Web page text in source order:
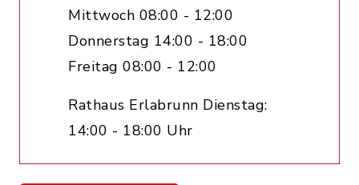
Mittwoch 08:00 - 12:00
Donnerstag 14:00 - 18:00
Freitag 08:00 - 12:00
Rathaus Erlabrunn Dienstag:
14:00 - 18:00 Uhr